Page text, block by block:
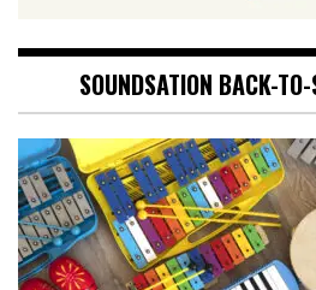
SOUNDSATION BACK-